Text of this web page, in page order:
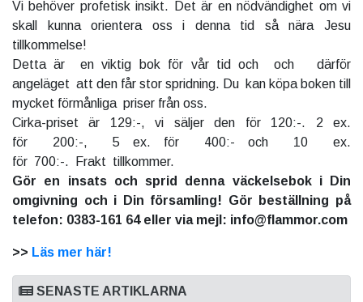
Vi behöver profetisk insikt. Det är en nödvändighet om vi
skall kunna orientera oss i denna tid så nära Jesu
tillkommelse!
Detta är en viktig bok för vår tid och och därför
angeläget att den får stor spridning. Du kan köpa boken till
mycket förmånliga priser från oss.
Cirka-priset är 129:-, vi säljer den för 120:-. 2 ex.
för 200:-, 5 ex. för 400:- och 10 ex.
för 700:-. Frakt tillkommer.
Gör en insats och sprid denna väckelsebok i Din
omgivning och i Din församling! Gör beställning på
telefon: 0383-161 64 eller via mejl: info@flammor.com
>> Läs mer här!
SENASTE ARTIKLARNA